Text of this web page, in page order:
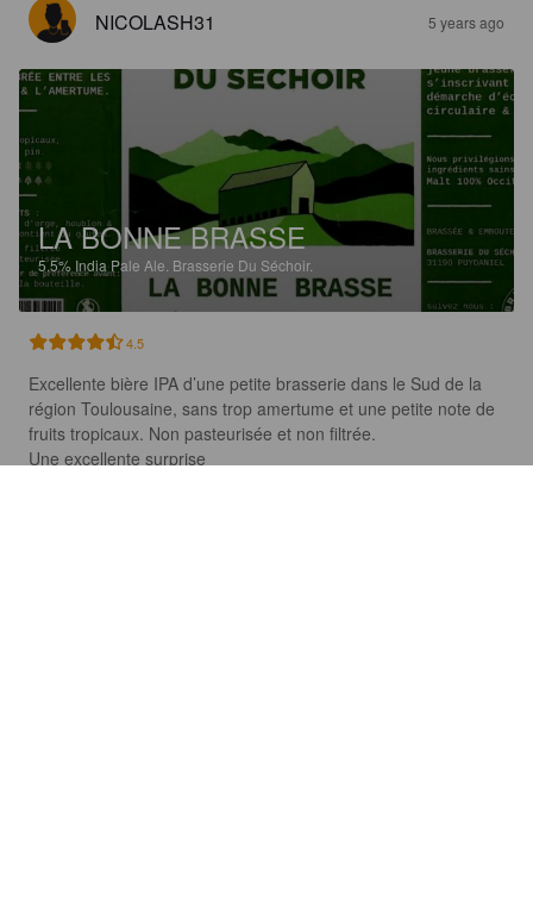
NICOLASH31 5 years ago
LA BONNE BRASSE
5.5% India Pale Ale. Brasserie Du Séchoir.
4.5
Excellente bière IPA d’une petite brasserie dans le Sud de la
région Toulousaine, sans trop amertume et une petite note de
fruits tropicaux. Non pasteurisée et non filtrée.
Une excellente surprise